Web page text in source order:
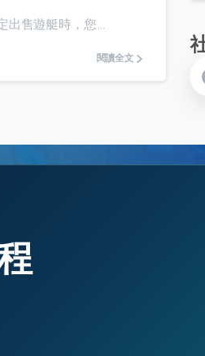
售遊艇時，您...
閱讀全文